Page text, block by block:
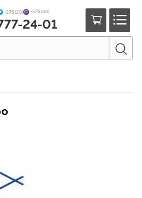
+375 (29) +375 (44)
24-01